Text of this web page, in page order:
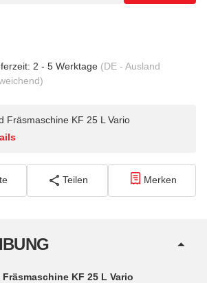
2 - 5 Werktage (DE - Ausland
Fräsmaschine KF 25 L Vario
Teilen Merken
KF 25 L Vario